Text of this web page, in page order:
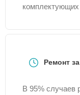
комплектующих
Ремонт
В 95% случаев